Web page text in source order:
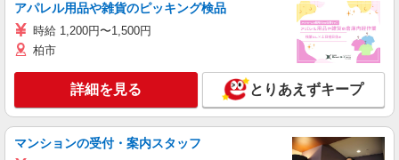
アパレル用品や雑貨のピッキング検品
時給 1,200円〜1,500円
柏市
詳細を見る とりあえずキープ
マンションの受付・案内スタッフ